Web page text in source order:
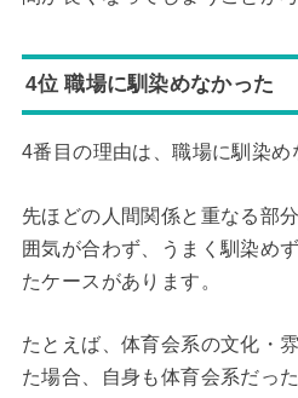
4位 職場に馴染めなかった
4番目の理由は、職場に馴染め
先ほどの人間関係と重なる部
囲気が合わず、うまく馴染め
たケースがあります。
たとえば、体育会系の文化・
た場合、自身も体育会系だっ